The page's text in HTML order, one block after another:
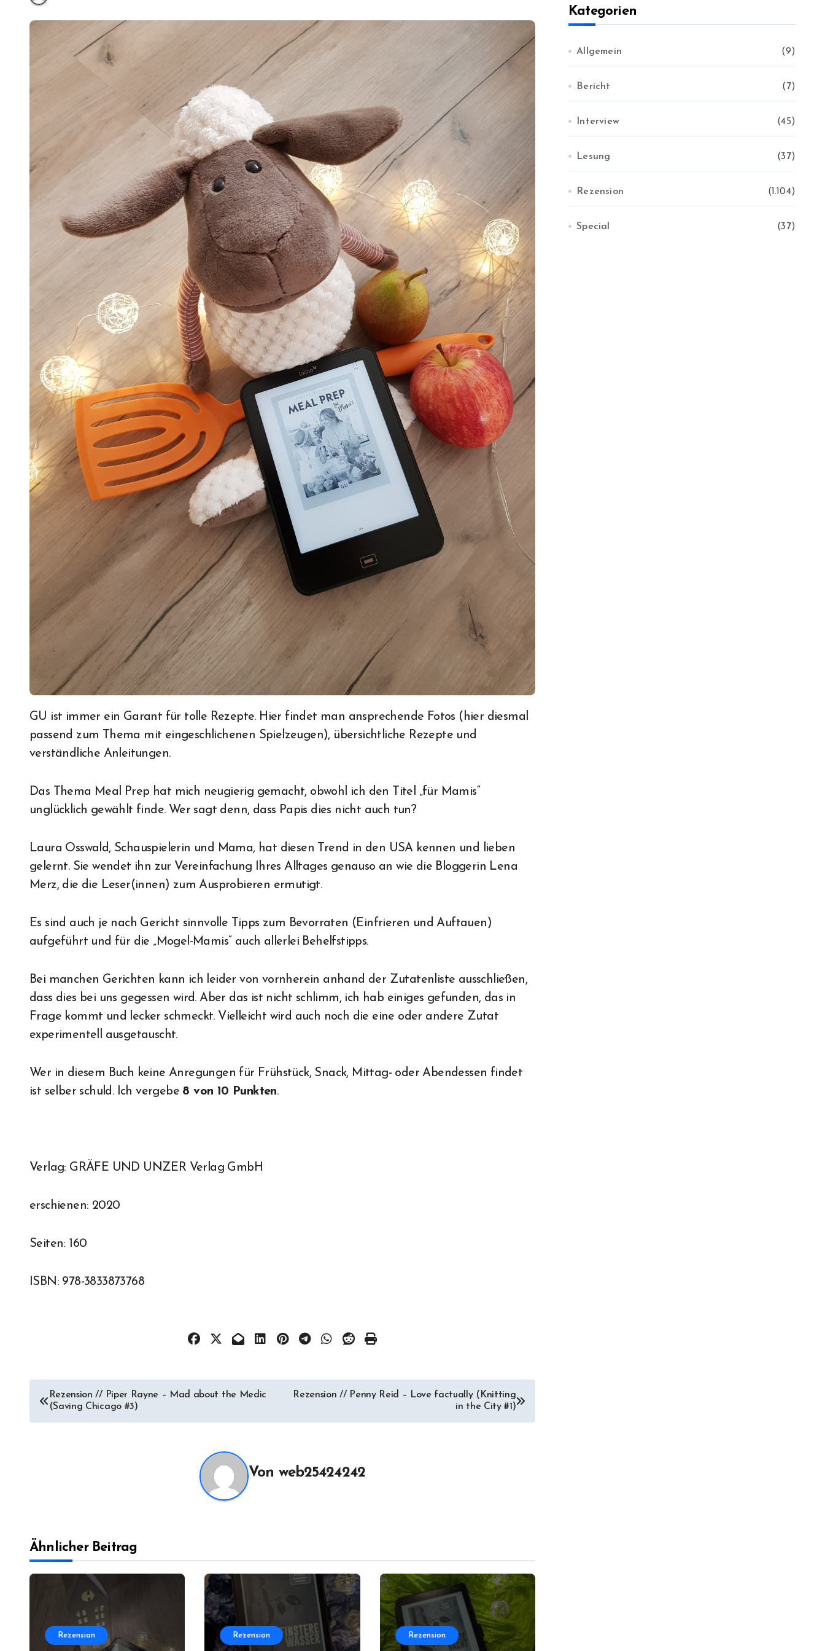
GU ist immer ein Garant für tolle Rezepte. Hier findet man ansprechende Fotos (hier diesmal
passend zum Thema mit eingeschlichenen Spielzeugen), übersichtliche Rezepte und
verständliche Anleitungen.
Das Thema Meal Prep hat mich neugierig gemacht, obwohl ich den Titel „für Mamis“
unglücklich gewählt finde. Wer sagt denn, dass Papis dies nicht auch tun?
Laura Osswald, Schauspielerin und Mama, hat diesen Trend in den USA kennen und lieben
gelernt. Sie wendet ihn zur Vereinfachung Ihres Alltages genauso an wie die Bloggerin Lena
Merz, die die Leser(innen) zum Ausprobieren ermutigt.
Es sind auch je nach Gericht sinnvolle Tipps zum Bevorraten (Einfrieren und Auftauen)
aufgeführt und für die „Mogel-Mamis“ auch allerlei Behelfstipps.
Bei manchen Gerichten kann ich leider von vornherein anhand der Zutatenliste ausschließen,
dass dies bei uns gegessen wird. Aber das ist nicht schlimm, ich hab einiges gefunden, das in
Frage kommt und lecker schmeckt. Vielleicht wird auch noch die eine oder andere Zutat
experimentell ausgetauscht.
Wer in diesem Buch keine Anregungen für Frühstück, Snack, Mittag- oder Abendessen findet
ist selber schuld. Ich vergebe 8 von 10 Punkten.
Verlag: GRÄFE UND UNZER Verlag GmbH
erschienen: 2020
Seiten: 160
ISBN: 978-3833873768
Beitragsnavigation
Rezension // Piper Rayne – Mad about the Medic
(Saving Chicago #3)
Rezension // Penny Reid – Love factually (Knitting
in the City #1)
Von web25424242
Ähnlicher Beitrag
Rezension Rezension Rezension
v
Kategorien
Allgemein (9)
Bericht (7)
Interview (45)
Lesung (37)
Rezension (1.104)
Special (37)